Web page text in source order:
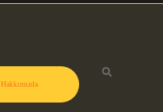
Hakkımızda